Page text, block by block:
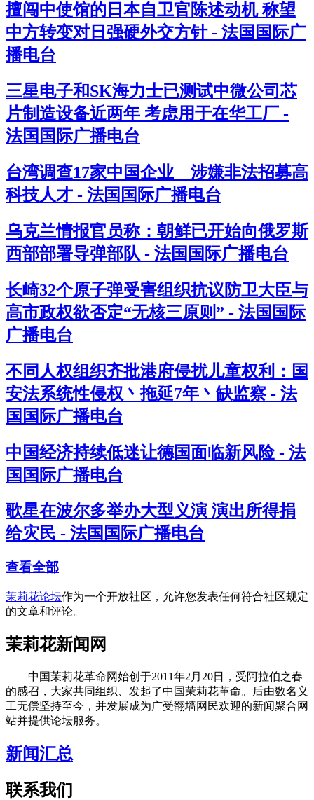
擅闯中使馆的日本自卫官陈述动机 称望
中方转变对日强硬外交方针 - 法国国际广
播电台
三星电子和SK海力士已测试中微公司芯
片制造设备近两年 考虑用于在华工厂 -
法国国际广播电台
台湾调查17家中国企业 涉嫌非法招募高
科技人才 - 法国国际广播电台
乌克兰情报官员称：朝鲜已开始向俄罗斯
西部部署导弹部队 - 法国国际广播电台
长崎32个原子弹受害组织抗议防卫大臣与
高市政权欲否定“无核三原则” - 法国国际
广播电台
不同人权组织齐批港府侵扰儿童权利：国
安法系统性侵权丶拖延7年丶缺监察 - 法
国国际广播电台
中国经济持续低迷让德国面临新风险 - 法
国国际广播电台
歌星在波尔多举办大型义演 演出所得捐
给灾民 - 法国国际广播电台
查看全部
茉莉花论坛作为一个开放社区，允许您发表任何符合社区规定
的文章和评论。
茉莉花新闻网
中国茉莉花革命网始创于2011年2月20日，受阿拉伯之春
的感召，大家共同组织、发起了中国茉莉花革命。后由数名义
工无偿坚持至今，并发展成为广受翻墙网民欢迎的新闻聚合网
站并提供论坛服务。
新闻汇总
联系我们